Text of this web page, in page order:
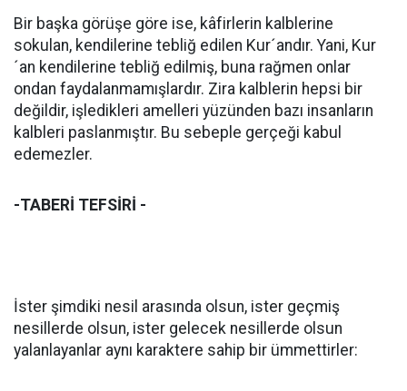
Bir başka görüşe göre ise, kâfirlerin kalblerine
sokulan, kendilerine tebliğ edilen Kur´andır. Yani, Kur
´an kendilerine tebliğ edilmiş, buna rağmen onlar
ondan faydalanmamışlardır. Zira kalblerin hepsi bir
değildir, işledikleri amelleri yüzünden bazı insanların
kalbleri paslanmıştır. Bu sebeple gerçeği kabul
edemezler.
-TABERİ TEFSİRİ -
İster şimdiki nesil arasında olsun, ister geçmiş
nesillerde olsun, ister gelecek nesillerde olsun
yalanlayanlar aynı karaktere sahip bir ümmettirler: